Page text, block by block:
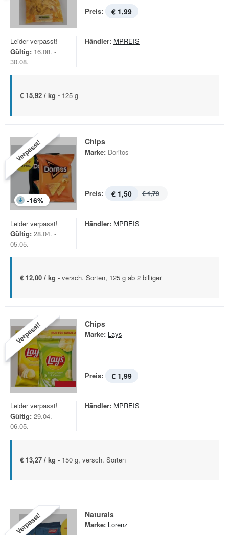
Preis: € 1,99
Leider verpasst!
Gültig: 16.08. -
30.08.
Händler: MPREIS
€ 15,92 / kg - 125 g
Verpasst!
-16%
Chips
Marke: Doritos
Preis: € 1,50 € 1,79
Leider verpasst!
Gültig: 28.04. -
05.05.
Händler: MPREIS
€ 12,00 / kg - versch. Sorten, 125 g ab 2 billiger
Verpasst! Chips
Marke: Lays
Preis: € 1,99
Leider verpasst!
Gültig: 29.04. -
06.05.
Händler: MPREIS
€ 13,27 / kg - 150 g, versch. Sorten
Verpasst! Naturals
Marke: Lorenz